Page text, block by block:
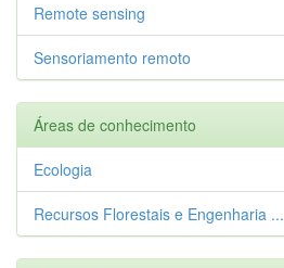
Remote sensing
Sensoriamento remoto
Áreas de conhecimento
Ecologia
Recursos Florestais e Engenharia ...